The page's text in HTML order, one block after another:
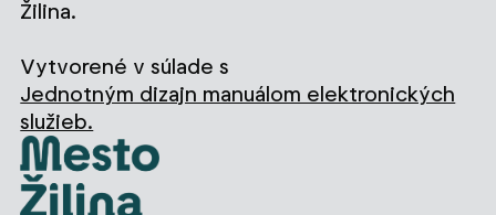
Žilina.
Vytvorené v súlade s
Jednotným dizajn manuálom elektronických
služieb.